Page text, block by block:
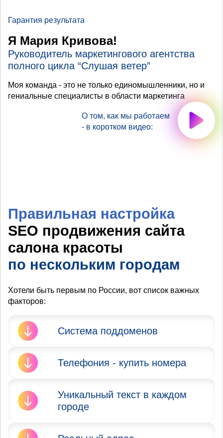
Гарантия результата
Я Мария Кривова!
Руководитель маркетингового агентства
полного цикла “Слушая ветер”
Моя команда - это не только единомышленники, но и
гениальные специалисты в области маркетинга
О том, как мы работаем
- в коротком видео:
Правильная настройка
SEO продвижения сайта
салона красоты
по нескольким городам
Хотели быть первым по России, вот список важных
факторов:
Система поддоменов
Яндекс и Google запрещают
продвижение сайта в
должны мешать тем, кто
территориально находится в
данных городах.
Итог: сделайте систему
Телефония - купить номера
Очень Важно
присутствовать в городе при
добавлении его в
специалист из Яндекс.
Уникальный текст в каждом
городе
Очень Важно сделать